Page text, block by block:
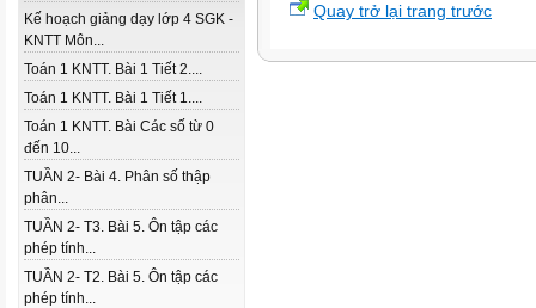
Kế hoạch giảng dạy lớp 4 SGK -
KNTT Môn...
Toán 1 KNTT. Bài 1 Tiết 2....
Toán 1 KNTT. Bài 1 Tiết 1....
Toán 1 KNTT. Bài Các số từ 0
đến 10...
TUẦN 2- Bài 4. Phân số thập
phân...
TUẦN 2- T3. Bài 5. Ôn tập các
phép tính...
TUẦN 2- T2. Bài 5. Ôn tập các
phép tính...
Quay trở lại trang trước